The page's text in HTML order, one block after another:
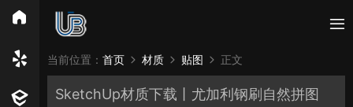
所有分类
Enscape PB3构件 构件 轮廓
当前位置： 首页 材质 贴图 正文
SketchUp材质下载丨尤加利钢刷自然拼图